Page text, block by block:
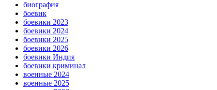
биография
боевик
боевики 2023
боевики 2024
боевики 2025
боевики 2026
боевики Индия
боевики криминал
военные 2024
военные 2025